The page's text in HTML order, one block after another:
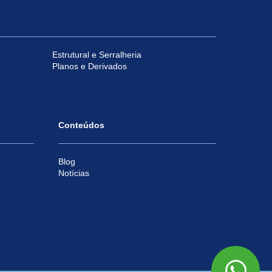
Estrutural e Serralheria
Planos e Derivados
Conteúdos
Blog
Notícias